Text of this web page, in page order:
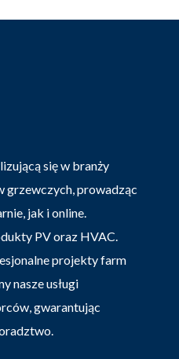
się w branży
grzewczych, prowadząc
jak i online.
PV oraz HVAC.
projekty farm
nasze usługi
gwarantując